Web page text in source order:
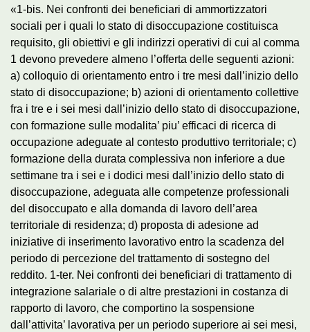
«1-bis. Nei confronti dei beneficiari di ammortizzatori
sociali per i quali lo stato di disoccupazione costituisca
requisito, gli obiettivi e gli indirizzi operativi di cui al comma
1 devono prevedere almeno l’offerta delle seguenti azioni:
a) colloquio di orientamento entro i tre mesi dall’inizio dello
stato di disoccupazione; b) azioni di orientamento collettive
fra i tre e i sei mesi dall’inizio dello stato di disoccupazione,
con formazione sulle modalita’ piu’ efficaci di ricerca di
occupazione adeguate al contesto produttivo territoriale; c)
formazione della durata complessiva non inferiore a due
settimane tra i sei e i dodici mesi dall’inizio dello stato di
disoccupazione, adeguata alle competenze professionali
del disoccupato e alla domanda di lavoro dell’area
territoriale di residenza; d) proposta di adesione ad
iniziative di inserimento lavorativo entro la scadenza del
periodo di percezione del trattamento di sostegno del
reddito. 1-ter. Nei confronti dei beneficiari di trattamento di
integrazione salariale o di altre prestazioni in costanza di
rapporto di lavoro, che comportino la sospensione
dall’attivita’ lavorativa per un periodo superiore ai sei mesi,